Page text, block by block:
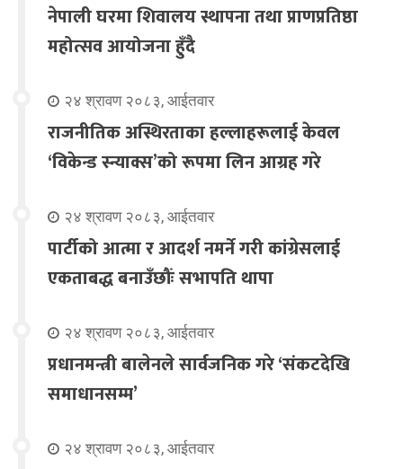
नेपाली घरमा शिवालय स्थापना तथा प्राणप्रतिष्ठा
महोत्सव आयोजना हुँदै
२४ श्रावण २०८३, आईतवार
राजनीतिक अस्थिरताका हल्लाहरूलाई केवल
‘विकेन्ड स्न्याक्स’को रूपमा लिन आग्रह गरे
२४ श्रावण २०८३, आईतवार
पार्टीको आत्मा र आदर्श नमर्ने गरी कांग्रेसलाई
एकताबद्ध बनाउँछौंः सभापति थापा
२४ श्रावण २०८३, आईतवार
प्रधानमन्त्री बालेनले सार्वजनिक गरे ‘संकटदेखि
समाधानसम्म’
२४ श्रावण २०८३, आईतवार